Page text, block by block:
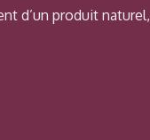
d’un produit naturel,